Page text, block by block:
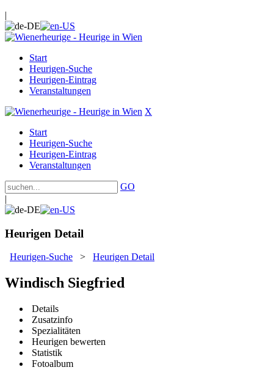
|
Start
Heurigen-Suche
Heurigen-Eintrag
Veranstaltungen
X
Start
Heurigen-Suche
Heurigen-Eintrag
Veranstaltungen
GO
|
Heurigen Detail
Heurigen-Suche > Heurigen Detail
Windisch Siegfried
Details
Zusatzinfo
Spezialitäten
Heurigen bewerten
Statistik
Fotoalbum